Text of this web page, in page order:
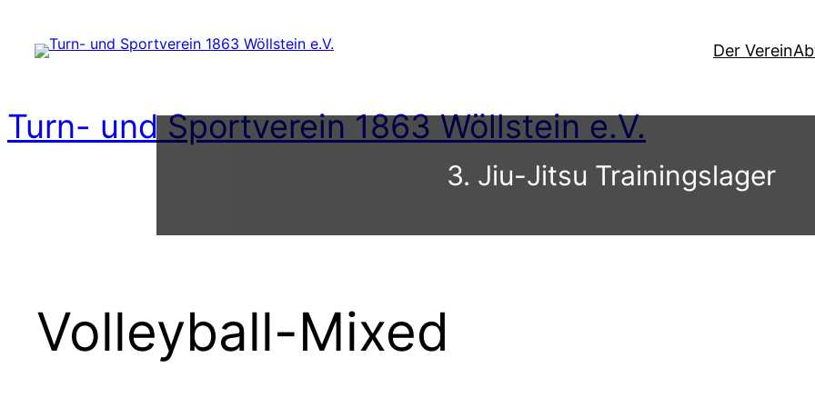
Inhalt
Der Verein
Turn- und Sportverein 1863 Wöllstein e.V.
3. Jiu-Jitsu Trainingslager
Volleyball-Mixed